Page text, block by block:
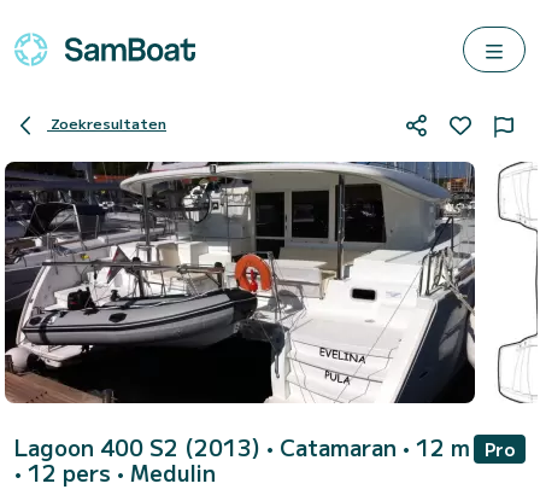
Zoekresultaten
Lagoon 400 S2 (2013) • Catamaran • 12 m
• 12 pers • Medulin
Pro